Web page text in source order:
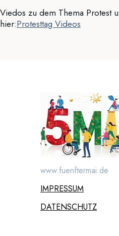
Viedos zu dem Thema Protest
hier:Protesttag Videos
www.fuenftermai.de
IMPRESSUM
DATENSCHUTZ